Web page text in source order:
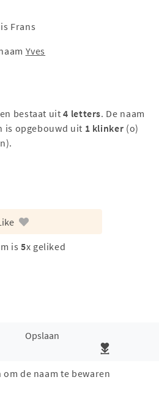
is Frans
Yves
bestaat uit4 letters. De naam
is opgebouwd uit 1 klinker (o)
is 5x geliked
Opslaan
om de naam te bewaren